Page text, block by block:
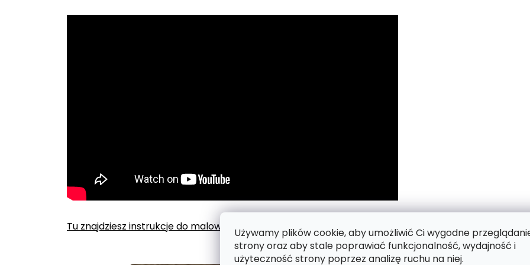
Używamy plików cookie, aby umożliwić Ci wygodne
strony oraz aby stale poprawiać funkcjonalność, wydajność i
użyteczność strony poprzez analizę ruchu na niej.
Tu znajdziesz instrukcje do malowania po numerach.